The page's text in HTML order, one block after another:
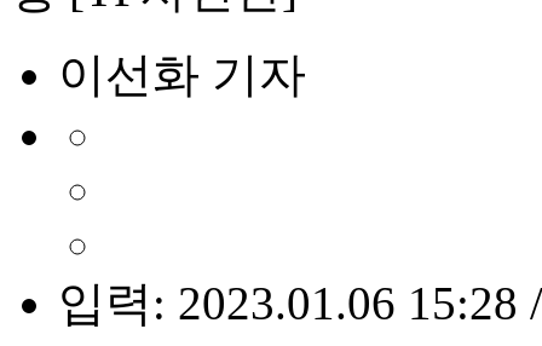
이선화 기자
입력: 2023.01.06 15:28